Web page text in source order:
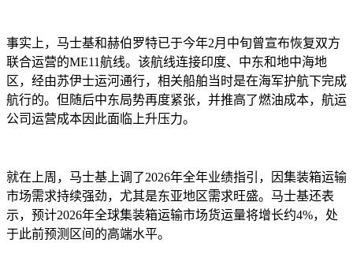
事实上，马士基和赫伯罗特已于今年2月中旬曾宣布恢复双方
联合运营的ME11航线。该航线连接印度、中东和地中海地
区，经由苏伊士运河通行，相关船舶当时是在海军护航下完成
航行的。但随后中东局势再度紧张，并推高了燃油成本，航运
公司运营成本因此面临上升压力。
就在上周，马士基上调了2026年全年业绩指引，因集装箱运输
市场需求持续强劲，尤其是东亚地区需求旺盛。马士基还表
示，预计2026年全球集装箱运输市场货运量将增长约4%，处
于此前预测区间的高端水平。